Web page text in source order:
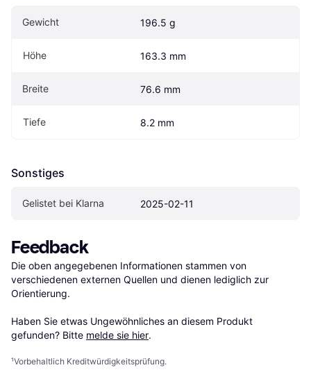
Gewicht 196.5 g
Höhe 163.3 mm
Breite 76.6 mm
Tiefe 8.2 mm
Sonstiges
Gelistet bei Klarna 2025-02-11
Feedback
Die oben angegebenen Informationen stammen von
verschiedenen externen Quellen und dienen lediglich zur
Orientierung.
Haben Sie etwas Ungewöhnliches an diesem Produkt
gefunden? Bitte melde sie hier.
¹Vorbehaltlich Kreditwürdigkeitsprüfung.